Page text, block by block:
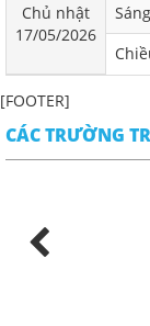
Chủ nhật
17/05/2026
Sáng
[FOOTER]
CÁC TRƯỜNG